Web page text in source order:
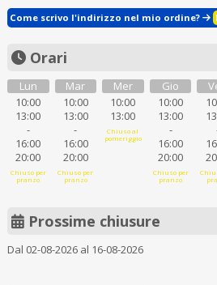
Come scrivo l'indirizzo nel mio ordine?
Orari
Lun
10:00
13:00
-
16:00
20:00
Chiuso per
pranzo
Mar
10:00
13:00
-
16:00
20:00
Chiuso per
pranzo
Mer
10:00
13:00
Chiuso al
pomeriggio
Gio
10:00
13:00
-
16:00
20:00
Chiuso per
pranzo
Prossime chiusure
Dal 02-08-2026 al 16-08-2026